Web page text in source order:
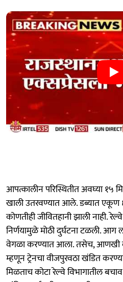
आपत्कालीन परिस्थितीत अवघ्या १५
खाली उतरवण्यात आले. डब्यात एकूण
कोणतीही जीवितहानी झाली नाही.
निर्णयामुळे मोठी दुर्घटना टळली. आग
वेगळा करण्यात आला. तसेच, आणखी
म्हणून ट्रेनचा वीजपुरवठा खंडित
मिळताच कोटा रेल्वे विभागातील